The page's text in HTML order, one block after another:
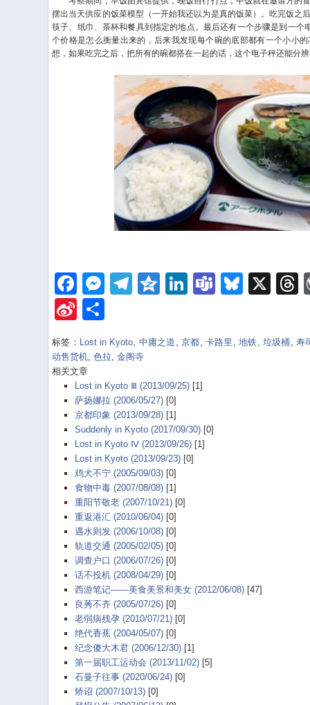
摆出当天供应的饭菜模型（一开始我还以为是真的饭菜）。吃完饭之
筷子、纸巾、茶杯和餐具到指定的地点。最后还有一个步骤是到一个
个价格是怎么衡量出来的，后来我发现每个碗的底部都有一个小小
想，如果吃完之后，把所有的碗都搭在一起的话，这个电子秤还能分
Facebook
Messenger
Telegram
Qzone
LinkedIn
TeamsX
Sina
标签： Lost in Kyoto, 中庸之道 ,京都, 卡路里 , 地铁, 垃圾桶, 寿
动售货机,色拉,金阁寺
相关文章
Lost in Kyoto Ⅲ (2013/09/25)[1]
萨扬娜拉 (2006/05/27)[0]
京都印象 (2013/09/28)[1]
Suddenly in Kyoto (2017/09/30)[0]
Lost in Kyoto Ⅳ (2013/09/26)[1]
Lost in Kyoto (2013/09/23)[0]
鸡犬不宁 (2005/09/03)[0]
食物中毒 (2007/08/08)[1]
重阳节敬老 (2007/10/21)[0]
重返港汇 (2010/06/04)[0]
遇水则发 (2006/10/08)[0]
轨道交通 (2005/02/05)[0]
调查户口 (2006/07/26)[0]
话不投机 (2008/04/29)[0]
西游笔记——美食美景和美女 (2012/06/08)[47]
良莠不齐 (2005/07/26)[0]
老弱病残孕 (2010/07/21)[0]
绝代香蕉 (2004/05/07)[0]
纪念傻大木君 (2006/12/30)[1]
第一届职工运动会 (2013/11/02)[5]
石曼子往事 (2020/06/24)[0]
矫诏 (2007/10/13)[0]